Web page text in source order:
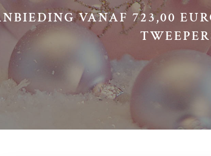
VANAF 723,00